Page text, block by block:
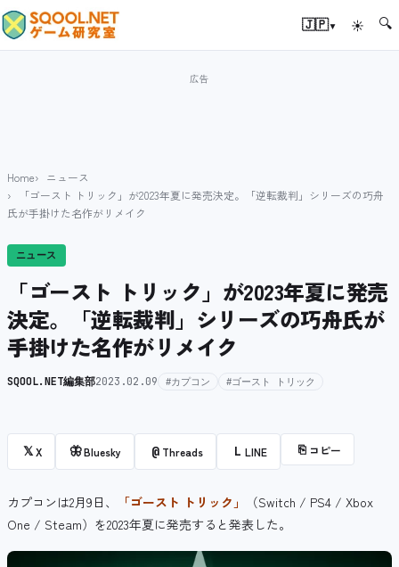
🇯🇵▾ ☀ 🔍
Home
ニュース
「ゴースト トリック」が2023年夏に発売決定。「逆転裁判」シリーズの巧舟
氏が手掛けた名作がリメイク
ニュース
「ゴースト トリック」が2023年夏に発売
決定。「逆転裁判」シリーズの巧舟氏が
手掛けた名作がリメイク
SQOOL.NET編集部2023.02.09 #カプコン #ゴースト トリック
𝕏X 🦋Bluesky @ Threads L LINE ⎘ コピー
カプコンは2月9日、 「ゴースト トリック」
（Switch / PS4 / Xbox
One / Steam）を2023年夏に発売すると発表した。